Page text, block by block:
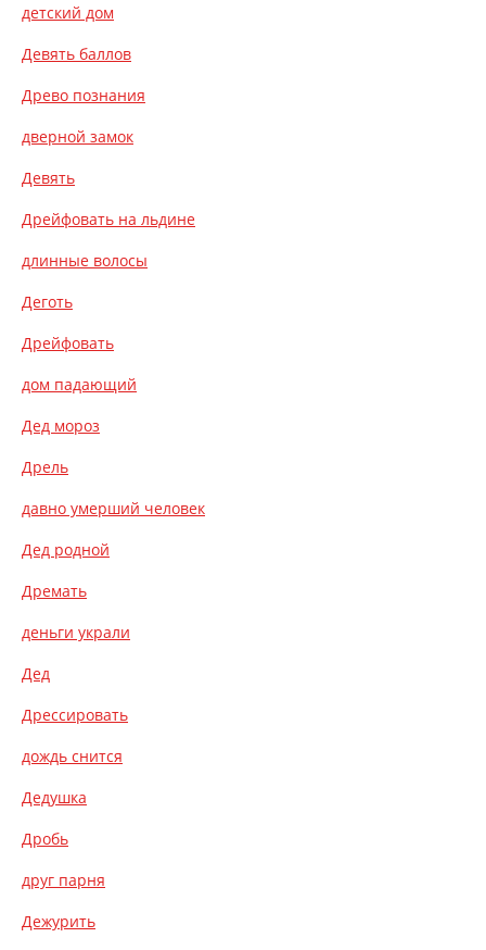
детский дом
Девять баллов
Древо познания
дверной замок
Девять
Дрейфовать на льдине
длинные волосы
Деготь
Дрейфовать
дом падающий
Дед мороз
Дрель
давно умерший человек
Дед родной
Дремать
деньги украли
Дед
Дрессировать
дождь снится
Дедушка
Дробь
друг парня
Дежурить